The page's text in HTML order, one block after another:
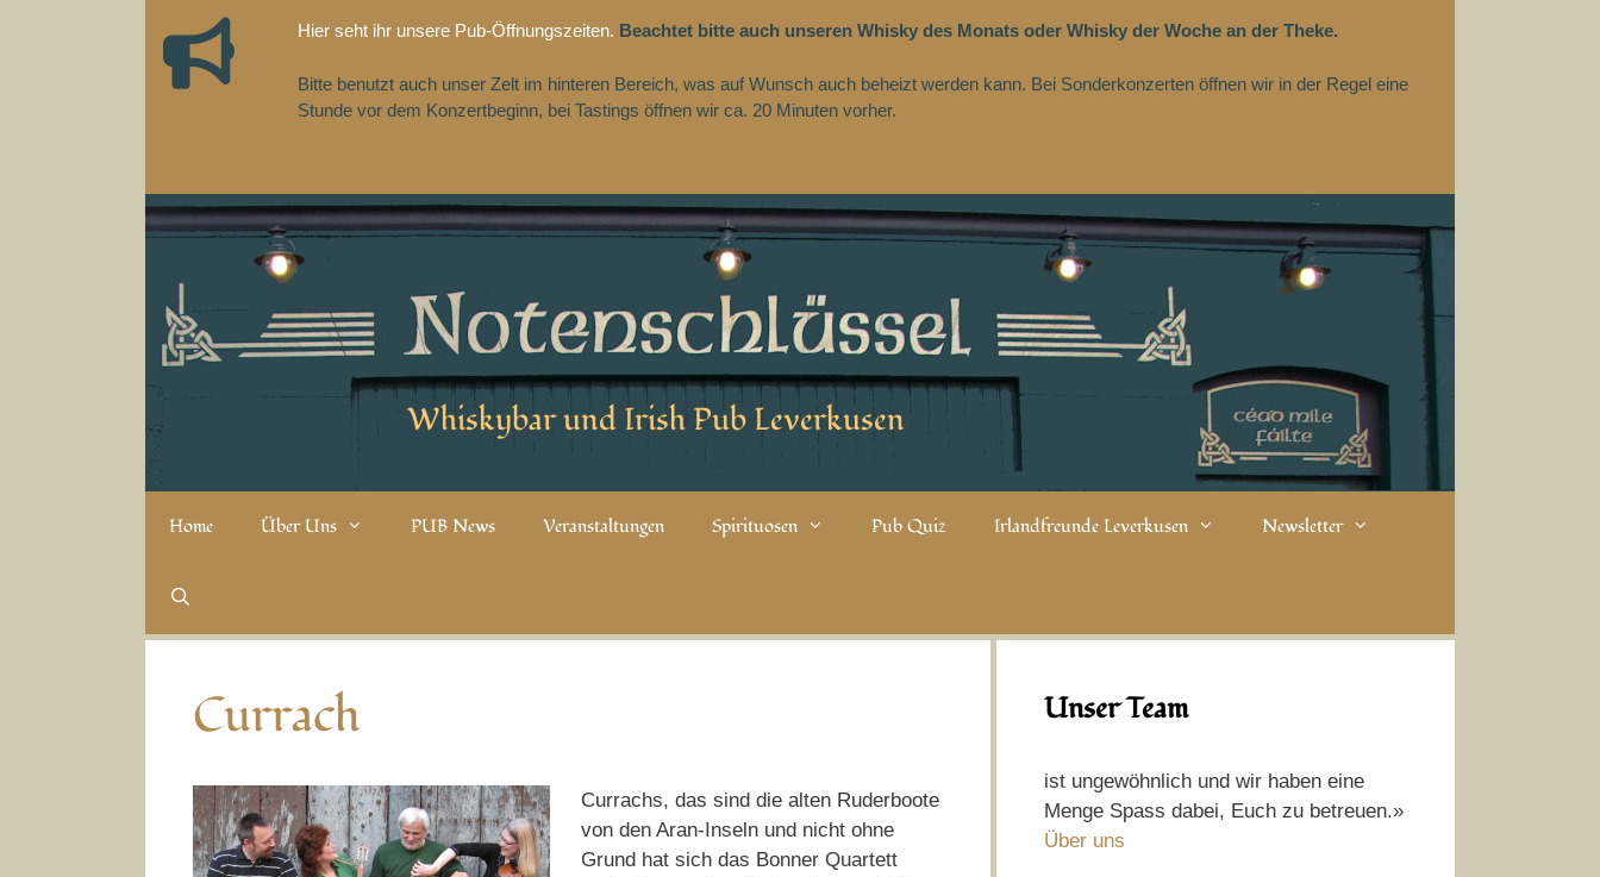
Hier seht ihr unsere Pub-Öffnungszeiten. Beachtet bitte auch unseren Whisky des Monats oder Whisky der Woche an der Theke.
Bitte benutzt auch unser Zelt im hinteren Bereich, was auf Wunsch auch beheizt werden kann. Bei Sonderkonzerten öffnen wir in der Regel eine
Stunde vor dem Konzertbeginn, bei Tastings öffnen wir ca. 20 Minuten vorher.
Whiskybar und Irish Pub Leverkusen
Home Über Uns PUB News Veranstaltungen Spirituosen Pub Quiz Irlandfreunde Leverkusen Newsletter
Currach
Currachs, das sind die alten Ruderboote
von den Aran-Inseln und nicht ohne
Grund hat sich das Bonner Quartett
Unser Team
ist ungewöhnlich und wir haben eine
Menge Spass dabei, Euch zu betreuen.»
Über uns